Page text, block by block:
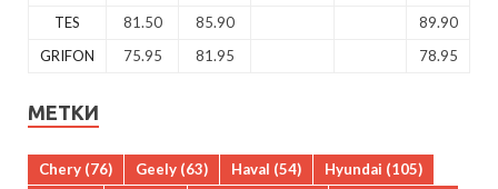
TES
81.50 85.90
89.90
GRIFON
75.95 81.95 78.95
МЕТКИ
Chery (76) Geely (63) Haval (54) Hyundai (105)